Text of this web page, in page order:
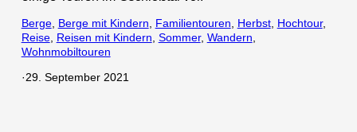
Berge, Berge mit Kindern, Familientouren, Herbst, Hochtour
Reise, Reisen mit Kindern, Sommer, Wandern
Wohnmobiltouren
·29. September 2021